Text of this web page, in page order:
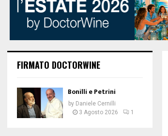
FIRMATO DOCTORWINE
Bonilli e Petrini
by Daniele Cernilli
3 Agosto 2026
1